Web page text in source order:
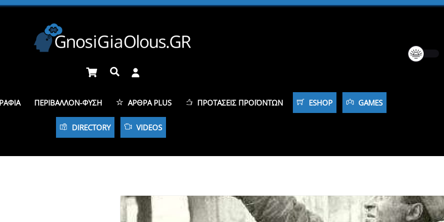
Cart Αναζήτηση
ΠΕΡΙΒΆΛΛΟΝ-ΦΎΣΗ ΆΡΘΡΑ PLUS ΠΡΟΤΆΣΕΙΣ ΠΡΟΪΌΝΤΩΝ ESHOP GAMES
DIRECTORY VIDEOS